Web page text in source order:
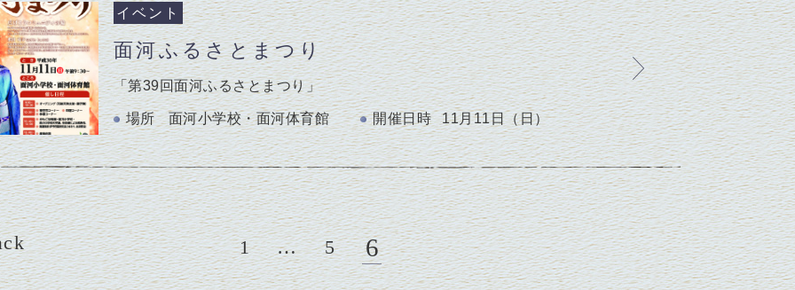
イベント
面河ふるさとまつり
「第39回面河ふるさとまつり」
場所 面河小学校・面河体育館 開催日時 11月11日（日）
1 … 5 6